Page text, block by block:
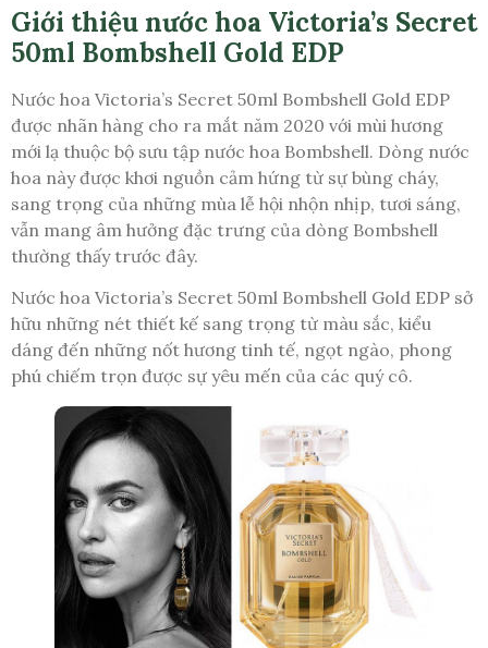
Giới thiệu nước hoa Victoria’s Secret
50ml Bombshell Gold EDP
Nước hoa Victoria’s Secret 50ml Bombshell Gold EDP
được nhãn hàng cho ra mắt năm 2020 với mùi hương
mới lạ thuộc bộ sưu tập nước hoa Bombshell. Dòng nước
hoa này được khơi nguồn cảm hứng từ sự bùng cháy,
sang trọng của những mùa lễ hội nhộn nhịp, tươi sáng,
vẫn mang âm hưởng đặc trưng của dòng Bombshell
thường thấy trước đây.
Nước hoa Victoria’s Secret 50ml Bombshell Gold EDP sở
hữu những nét thiết kế sang trọng từ màu sắc, kiểu
dáng đến những nốt hương tinh tế, ngọt ngào, phong
phú chiếm trọn được sự yêu mến của các quý cô.